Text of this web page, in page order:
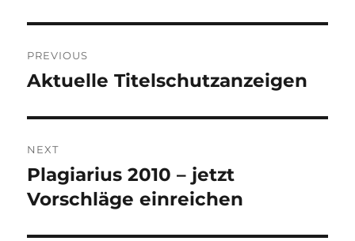
navigation
PREVIOUS
Previous
Aktuelle Titelschutzanzeigen
NEXT
Next
post:
Plagiarius 2010 – jetzt
Vorschläge einreichen